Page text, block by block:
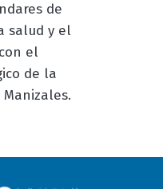
de
salud y el
el
de la